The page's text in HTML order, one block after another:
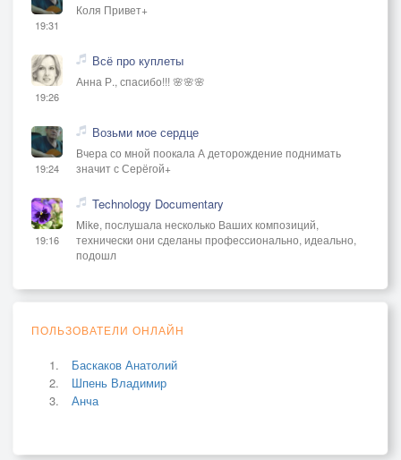
19:31
Коля Привет+
19:26
Всё про куплеты
Анна Р., спасибо!!! 🌸🌸🌸
19:24
Возьми мое сердце
Вчера со мной поокала А деторождение поднимать
значит с Серёгой+
19:16
Technology Documentary
Mike, послушала несколько Ваших композиций,
технически они сделаны профессионально, идеально,
подошл
ПОЛЬЗОВАТЕЛИ ОНЛАЙН
Баскаков Анатолий
Шпень Владимир
Анча